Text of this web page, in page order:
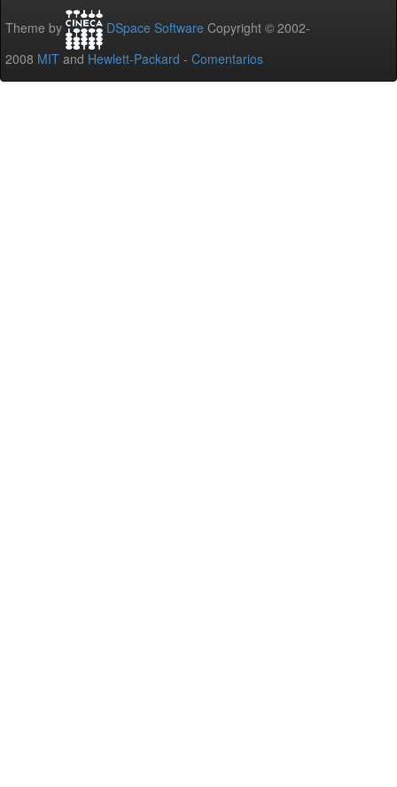
Theme by DSpace Software Copyright © 2002-
2008 MIT and Hewlett-Packard - Comentarios